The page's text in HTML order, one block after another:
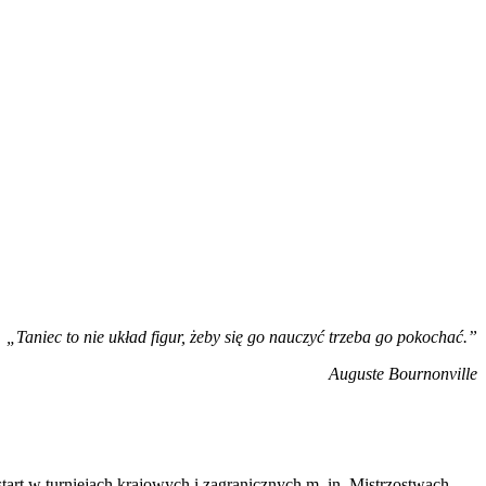
„Taniec to nie układ figur, żeby się go nauczyć trzeba go pokochać.”
Auguste Bournonville